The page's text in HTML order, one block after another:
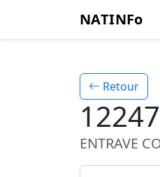
NATINFo
Retour
12247
ENTRAVE